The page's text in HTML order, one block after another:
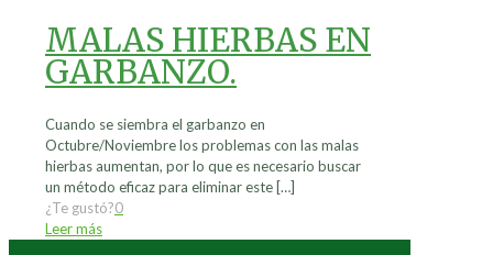
MALAS HIERBAS EN
GARBANZO.
Cuando se siembra el garbanzo en
Octubre/Noviembre los problemas con las malas
hierbas aumentan, por lo que es necesario buscar
un método eficaz para eliminar este […]
¿Te gustó?0
Leer más